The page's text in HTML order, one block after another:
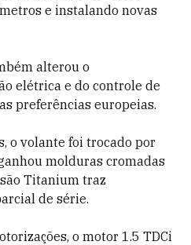
e instalando novas
alterou o
elétrica e do controle de
preferências europeias.
o volante foi trocado por
molduras cromadas
Titanium traz
de série.
o motor 1.5 TDCi